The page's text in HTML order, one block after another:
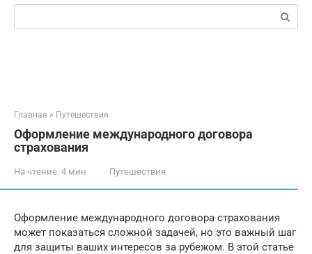
Поиск:
Главная » Путешествия
Оформление международного договора
страхования
На чтение: 4 мин Путешествия
Оформление международного договора страхования
может показаться сложной задачей, но это важный шаг
для защиты ваших интересов за рубежом. В этой статье